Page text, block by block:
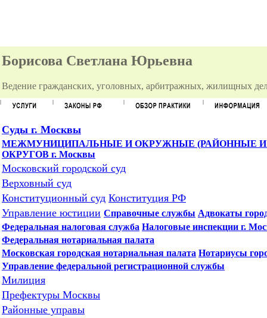
Борисова Светлана Юрьевна
Ведение гражданских, уголовных, арбитражных, жилищных
Суды г. Москвы
МЕЖМУНИЦИПАЛЬНЫЕ И ОКРУЖНЫЕ (РАЙОННЫЕ
ОКРУГОВ г. Москвы
Московский городской суд
Верховный суд
Конституционный суд Конституция РФ
Управление юстиции Справочные службы Адвокаты
Федеральная налоговая служба Налоговые инспекции г.
Федеральная нотариальная палата
Московская городская нотариальная палата Нотариусы
Управление федеральной регистрационной службы
Милиция
Префектуры Москвы
Районные управы